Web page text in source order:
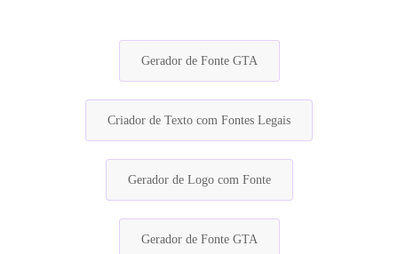
Gerador de Fonte GTA
Criador de Texto com Fontes Legais
Gerador de Logo com Fonte
Gerador de Fonte GTA